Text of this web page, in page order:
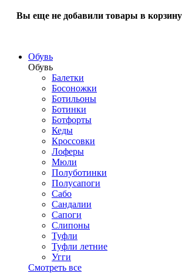
Вы еще не добавили товары в корзину
Обувь
Обувь
Балетки
Босоножки
Ботильоны
Ботинки
Ботфорты
Кеды
Кроссовки
Лоферы
Мюли
Полуботинки
Полусапоги
Сабо
Сандалии
Сапоги
Слипоны
Туфли
Туфли летние
Угги
Смотреть все